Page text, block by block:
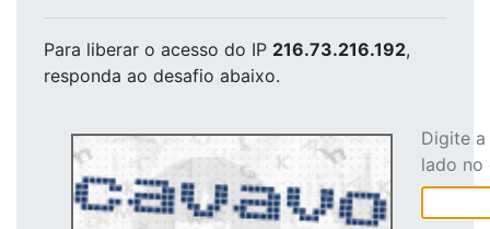
Para liberar o acesso do IP 216.73.216.192,
responda ao desafio abaixo.
Digite
lado no